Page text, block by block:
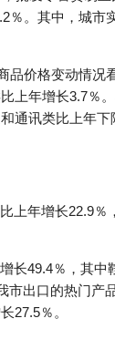
％。其中，城市
品价格变动情况
上年增长3.7％
通讯类比上年下
上年增长22.9％
长49.4％，其中
市出口的热门产
27.5％。